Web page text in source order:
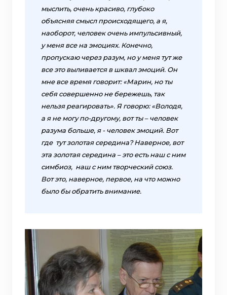
мыслить, очень красиво, глубоко
объясняя смысл происходящего, а я,
наоборот, человек очень импульсивный,
у меня все на эмоциях. Конечно,
пропускаю через разум, но у меня тут же
все это выливается в шквал эмоций. Он
мне все время говорит: «Марин, но ты
себя совершенно не бережешь, так
нельзя реагировать». Я говорю: «Володя,
а я не могу по-другому, вот ты – человек
разума больше, я - человек эмоций. Вот
где тут золотая середина? Наверное, вот
эта золотая середина – это есть наш с ним
симбиоз, наш с ним творческий союз.
Вот это, наверное, первое, на что можно
было бы обратить внимание.